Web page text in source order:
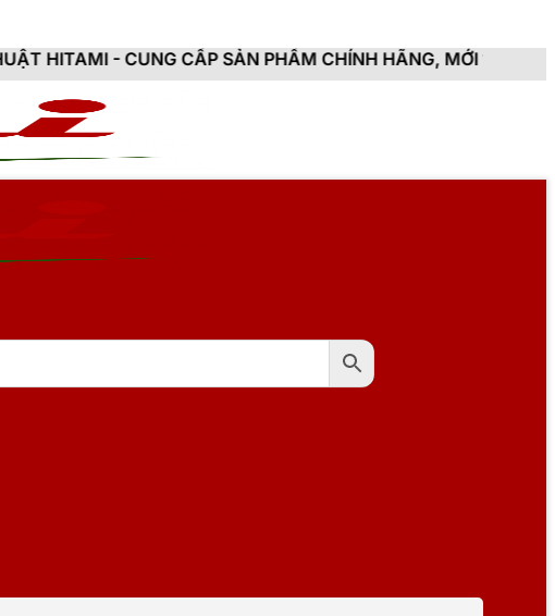
CẤP SẢN PHẨM CHÍNH HÃNG, MỚI 100%, ĐẦY ĐỦ CHỨNG